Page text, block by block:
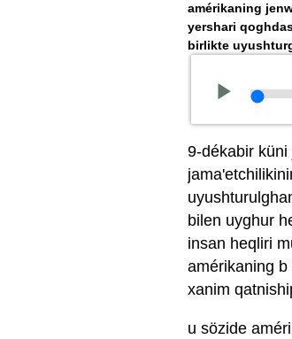
amérikaning
yershari
birlikte
9-dékabir
bilen uyghur
insan heqliri
amérikaning
xanim
u sözide